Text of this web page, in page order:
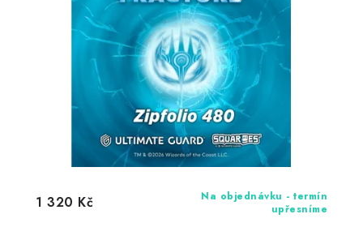
Na objednávku - termín
upřesníme
1 320 Kč